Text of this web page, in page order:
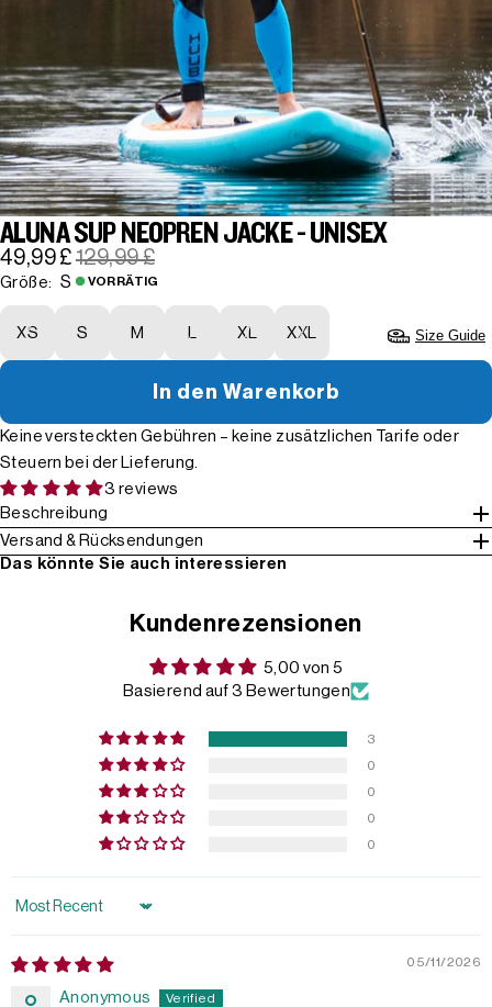
ALUNA SUP NEOPREN JACKE - UNISEX
49,99 £ 129,99 £
Größe: S VORRÄTIG
XS S M L XL XXL Size Guide
In den Warenkorb
Keine versteckten Gebühren – keine zusätzlichen Tarife oder
Steuern bei der Lieferung.
3 reviews
Beschreibung
Versand & Rücksendungen
Das könnte Sie auch interessieren
Kundenrezensionen
5,00 von 5
Basierend auf 3 Bewertungen
3
0
0
0
0
Sort by
05/11/2026
Anonymous